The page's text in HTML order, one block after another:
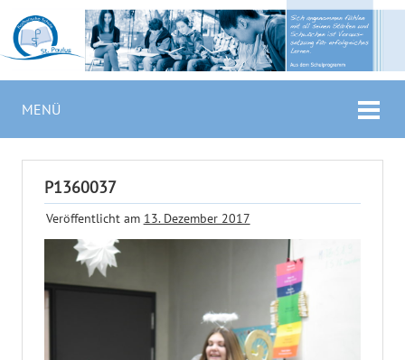
MENÜ
P1360037
Veröffentlicht am 13. Dezember 2017